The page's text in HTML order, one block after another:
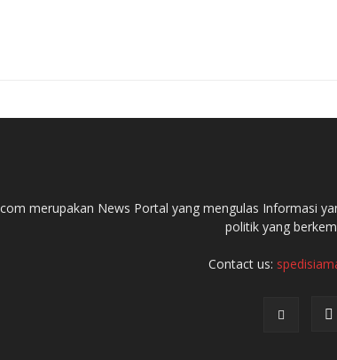
merupakan News Portal yang mengulas Informasi
politik yang
Contact us: